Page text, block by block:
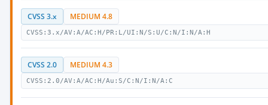
CVSS 3.x MEDIUM 4.8
CVSS:3.x/AV:A/AC:H/PR:L/UI:N/S:U/C:N/I:N/A:H
CVSS 2.0 MEDIUM 4.3
CVSS:2.0/AV:A/AC:H/Au:S/C:N/I:N/A:C